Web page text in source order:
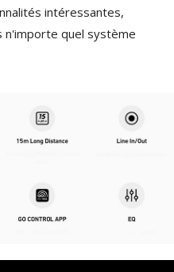
intéressantes,
n'importe quel système